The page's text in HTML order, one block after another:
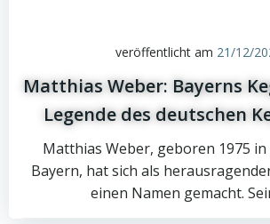
veröffentlicht am 21/12/
Matthias Weber: Bayerns
Legende des deutschen
Matthias Weber, geboren 1975
Bayern, hat sich als
einen Namen gemacht.